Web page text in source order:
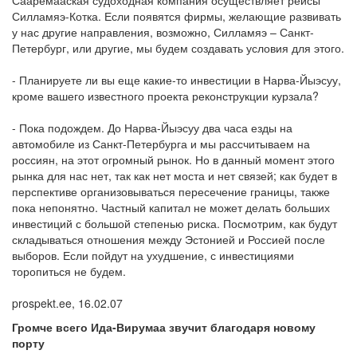
Силламяэ-Котка. Если появятся фирмы, желающие развивать
у нас другие направления, возможно, Силламяэ – Санкт-
Петербург, или другие, мы будем создавать условия для этого.
- Планируете ли вы еще какие-то инвестиции в Нарва-Йыэсуу,
кроме вашего известного проекта реконструкции курзала?
- Пока подождем. До Нарва-Йыэсуу два часа езды на
автомобиле из Санкт-Петербурга и мы рассчитываем на
россиян, на этот огромный рынок. Но в данный момент этого
рынка для нас нет, так как нет моста и нет связей; как будет в
перспективе организовываться пересечение границы, также
пока непонятно. Частный капитал не может делать больших
инвестиций с большой степенью риска. Посмотрим, как будут
складываться отношения между Эстонией и Россией после
выборов. Если пойдут на ухудшение, с инвестициями
торопиться не будем.
prospekt.ee, 16.02.07
Громче всего Ида-Вирумаа звучит благодаря новому
порту